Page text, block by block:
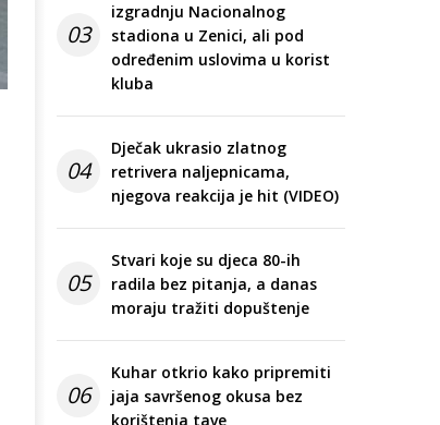
03
izgradnju Nacionalnog
stadiona u Zenici, ali pod
određenim uslovima u korist
kluba
04
Dječak ukrasio zlatnog
retrivera naljepnicama,
njegova reakcija je hit (VIDEO)
05
Stvari koje su djeca 80-ih
radila bez pitanja, a danas
moraju tražiti dopuštenje
06
Kuhar otkrio kako pripremiti
jaja savršenog okusa bez
korištenja tave